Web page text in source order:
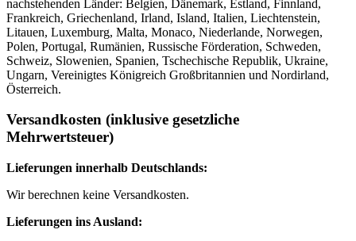
nachstehenden Länder: Belgien, Dänemark, Estland, Finnland,
Frankreich, Griechenland, Irland, Island, Italien, Liechtenstein,
Litauen, Luxemburg, Malta, Monaco, Niederlande, Norwegen,
Polen, Portugal, Rumänien, Russische Förderation, Schweden,
Schweiz, Slowenien, Spanien, Tschechische Republik, Ukraine,
Ungarn, Vereinigtes Königreich Großbritannien und Nordirland,
Österreich.
Versandkosten (inklusive gesetzliche
Mehrwertsteuer)
Lieferungen innerhalb Deutschlands:
Wir berechnen keine Versandkosten.
Lieferungen ins Ausland: